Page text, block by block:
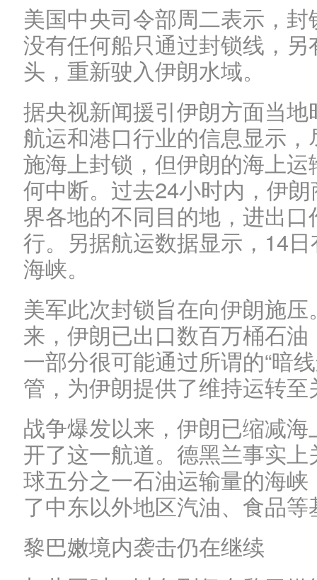
美国中央司令部周二表示，
没有任何船只通过封锁线，
头，重新驶入伊朗水域。
据央视新闻援引伊朗方面当
航运和港口行业的信息显示
施海上封锁，但伊朗的海上
何中断。过去24小时内，伊
界各地的不同目的地，进出
行。另据航运数据显示，14
海峡。
美军此次封锁旨在向伊朗施
来，伊朗已出口数百万桶石
一部分很可能通过所谓的“暗
管，为伊朗提供了维持运转
战争爆发以来，伊朗已缩减
开了这一航道。德黑兰事实
球五分之一石油运输量的海
了中东以外地区汽油、食品
黎巴嫩境内袭击仍在继续